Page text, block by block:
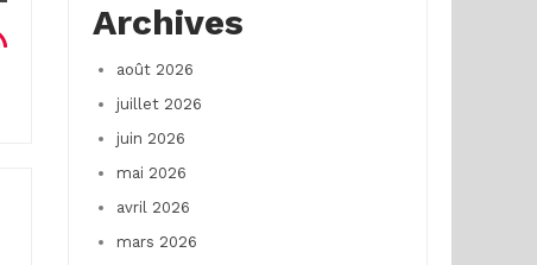
Archives
août 2026
juillet 2026
juin 2026
mai 2026
avril 2026
mars 2026